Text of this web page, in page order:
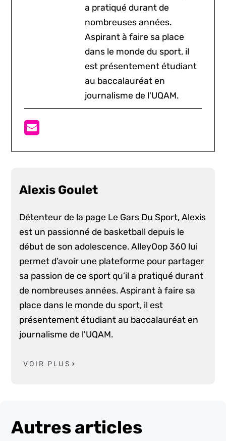
a pratiqué durant de
nombreuses années.
Aspirant à faire sa place
dans le monde du sport, il
est présentement étudiant
au baccalauréat en
journalisme de l'UQAM.
Alexis Goulet
Détenteur de la page Le Gars Du Sport, Alexis
est un passionné de basketball depuis le
début de son adolescence. AlleyOop 360 lui
permet d’avoir une plateforme pour partager
sa passion de ce sport qu’il a pratiqué durant
de nombreuses années. Aspirant à faire sa
place dans le monde du sport, il est
présentement étudiant au baccalauréat en
journalisme de l'UQAM.
VOIR PLUS
Autres articles